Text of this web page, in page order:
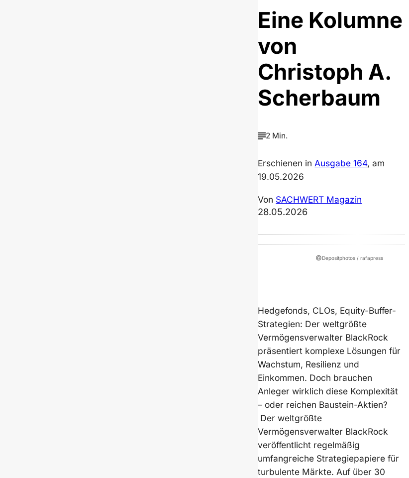
Eine Kolumne
von
Christoph A.
Scherbaum
2 Min.
Erschienen in Ausgabe 164, am
19.05.2026
Von SACHWERT Magazin
28.05.2026
©Depositphotos / rafapress
Hedgefonds, CLOs, Equity-Buffer-
Strategien: Der weltgrößte
Vermögensverwalter BlackRock
präsentiert komplexe Lösungen für
Wachstum, Resilienz und
Einkommen. Doch brauchen
Anleger wirklich diese Komplexität
– oder reichen Baustein-Aktien?
Der weltgrößte
Vermögensverwalter BlackRock
veröffentlicht regelmäßig
umfangreiche Strategiepapiere für
turbulente Märkte. Auf über 30